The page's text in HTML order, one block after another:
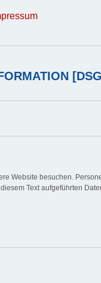
Website besuchen.
Text aufgeführten